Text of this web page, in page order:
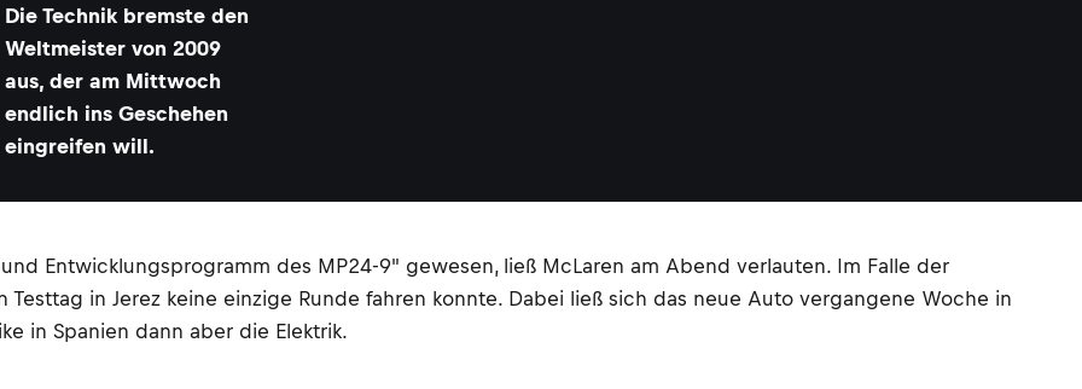
Die Technik bremste den
Weltmeister von 2009
aus, der am Mittwoch
endlich ins Geschehen
eingreifen will.
Entwicklungsprogramm des MP24-9" gewesen, ließ McLaren am Abend verlauten. Im Falle der
in Jerez keine einzige Runde fahren konnte. Dabei ließ sich das neue Auto vergangene Woche in
in Spanien dann aber die Elektrik.